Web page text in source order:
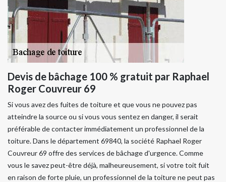
Devis de bâchage 100 % gratuit par Raphael
Roger Couvreur 69
Si vous avez des fuites de toiture et que vous ne pouvez pas
atteindre la source ou si vous vous sentez en danger, il serait
préférable de contacter immédiatement un professionnel de la
toiture. Dans le département 69840, la société Raphael Roger
Couvreur 69 offre des services de bâchage d'urgence. Comme
vous le savez peut-être déjà, malheureusement, si votre toit fuit
en raison de forte pluie, un professionnel de la toiture ne peut pas